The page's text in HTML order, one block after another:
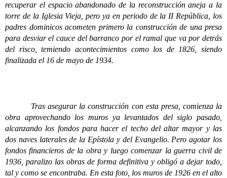
recuperar el espacio abandonado de la reconstrucción aneja a la
torre de la Iglesia Vieja, pero ya en periodo de la II República, los
padres dominicos acometen primero la construcción de una presa
para desviar el cauce del barranco por el ramal que va por detrás
del risco, temiendo acontecimientos como los de 1826, siendo
finalizada el 16 de mayo de 1934.
Tras asegurar la construcción con esta presa, comienza la
obra aprovechando los muros ya levantados del siglo pasado,
alcanzando los fondos para hacer el techo del altar mayor y las
dos naves laterales de la Epístola y del Evangelio. Pero agotar los
fondos financieros de la obra y luego comenzar la guerra civil de
1936, paralizo las obras de forma definitiva y obligó a dejar todo,
tal y como se encontraba. En esta foto, los muros de 1926 en el alto